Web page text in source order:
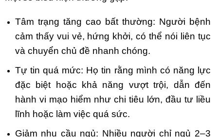
Tâm trạng tăng cao bất thường: Người bệnh
cảm thấy vui vẻ, hứng khởi, có thể nói liên tục
và chuyển chủ đề nhanh chóng.
Tự tin quá mức: Họ tin rằng mình có năng lực
đặc biệt hoặc khả năng vượt trội, dẫn đến
hành vi mạo hiểm như chi tiêu lớn, đầu tư liều
lĩnh hoặc làm việc quá sức.
Giảm nhu cầu ngủ: Nhiều người chỉ ngủ 2–3